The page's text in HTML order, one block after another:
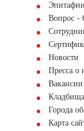
Эпитафии
Вопрос -
Новости
Пресса о
Вакансии
Города
Карта